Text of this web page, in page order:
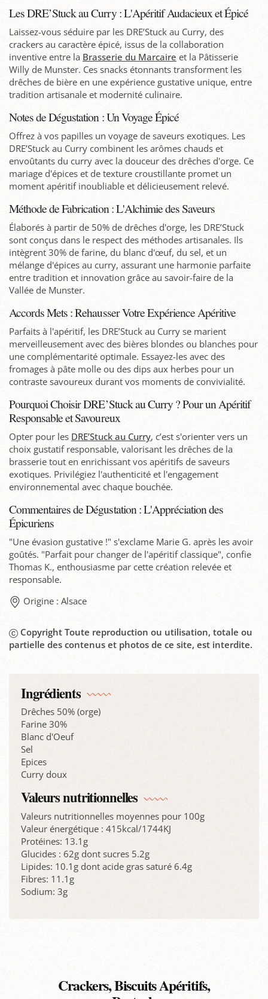
Les DRE’Stuck au Curry : L'Apéritif Audacieux et Épicé
Laissez-vous séduire par les DRE’Stuck au Curry, des
crackers au caractère épicé, issus de la collaboration
inventive entre la Brasserie du Marcaire et la Pâtisserie
Willy de Munster. Ces snacks étonnants transforment les
drêches de bière en une expérience gustative unique, entre
tradition artisanale et modernité culinaire.
Notes de Dégustation : Un Voyage Épicé
Offrez à vos papilles un voyage de saveurs exotiques. Les
DRE’Stuck au Curry combinent les arômes chauds et
envoûtants du curry avec la douceur des drêches d'orge. Ce
mariage d'épices et de texture croustillante promet un
moment apéritif inoubliable et délicieusement relevé.
Méthode de Fabrication : L'Alchimie des Saveurs
Élaborés à partir de 50% de drêches d'orge, les DRE’Stuck
sont conçus dans le respect des méthodes artisanales. Ils
intègrent 30% de farine, du blanc d'œuf, du sel, et un
mélange d'épices au curry, assurant une harmonie parfaite
entre tradition et innovation grâce au savoir-faire de la
Vallée de Munster.
Accords Mets : Rehausser Votre Expérience Apéritive
Parfaits à l'apéritif, les DRE’Stuck au Curry se marient
merveilleusement avec des bières blondes ou blanches pour
une complémentarité optimale. Essayez-les avec des
fromages à pâte molle ou des dips aux herbes pour un
contraste savoureux durant vos moments de convivialité.
Pourquoi Choisir DRE’Stuck au Curry ? Pour un Apéritif
Responsable et Savoureux
Opter pour les DRE’Stuck au Curry, c’est s'orienter vers un
choix gustatif responsable, valorisant les drêches de la
brasserie tout en enrichissant vos apéritifs de saveurs
exotiques. Privilégiez l'authenticité et l'engagement
environnemental avec chaque bouchée.
Commentaires de Dégustation : L'Appréciation des
Épicuriens
"Une évasion gustative !" s'exclame Marie G. après les avoir
goûtés. "Parfait pour changer de l'apéritif classique", confie
Thomas K., enthousiasme par cette création relevée et
responsable.
Origine : Alsace
Copyright Toute reproduction ou utilisation, totale ou
partielle des contenus et photos de ce site, est interdite.
Ingrédients
Drêches 50% (orge)
Farine 30%
Blanc d'Oeuf
Sel
Epices
Curry doux
Valeurs nutritionnelles
Valeurs nutritionnelles moyennes pour 100g
Valeur énergétique : 415kcal/1744KJ
Protéines: 13.1g
Glucides : 62g dont sucres 5.2g
Lipides: 10.1g dont acide gras saturé 6.4g
Fibres: 11.1g
Sodium: 3g
Crackers, Biscuits Apéritifs,